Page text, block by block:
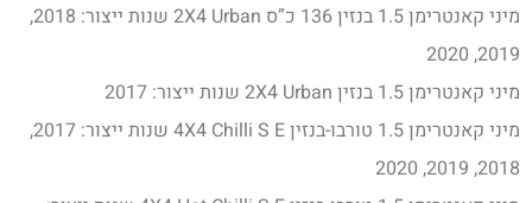
מיני קאנטרימן 1.5 בנזין 136 כ”ס 2X4 Urban שנות ייצור: 2018,
2019, 2020
מיני קאנטרימן 1.5 בנזין 2X4 Urban שנות ייצור: 2017
מיני קאנטרימן 1.5 טורבו-בנזין 4X4 Chilli S E שנות ייצור: 2017,
2018, 2019, 2020